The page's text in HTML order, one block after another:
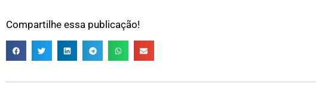
Compartilhe essa publicação!